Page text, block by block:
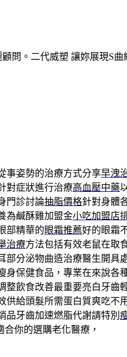
。二代威塑 讓妳展現S
事姿勢的治療方式分享早洩
對症狀進行治療高血壓中藥
門診討論抽脂價格針對身體
為鹹酥雞加盟金小吃加盟店
部精華的眼霜推薦好的眼霜
治療方法包括有效老鼠在取
部分泌物曲造治療醫生開具
身保健食品，專業在來說各
整飲食改善最重要亮白牙齒
供給頭髮所需蛋白質爽吃不
品牙齒加速燃脂代謝請特別
合你的選購老化醫療，